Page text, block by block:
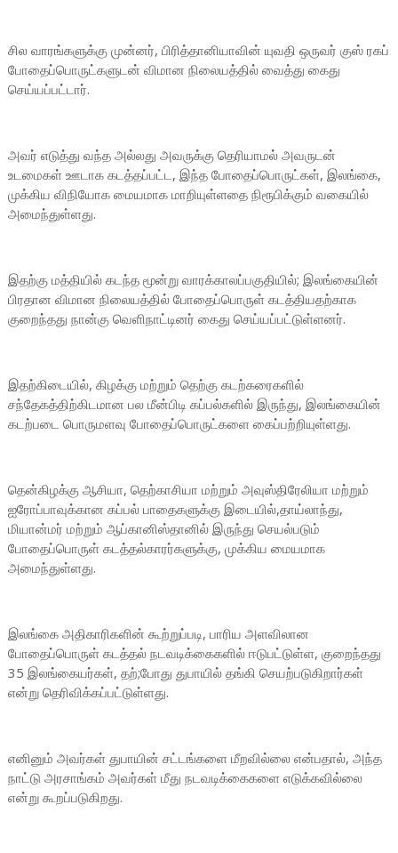
சில வாரங்களுக்கு முன்னர், பிரித்தானியாவின் யுவதி ஒருவர் குஸ் ரகப்
போதைப்பொருட்களுடன் விமான நிலையத்தில் வைத்து கைது
செய்யப்பட்டார்.
அவர் எடுத்து வந்த அல்லது அவருக்கு தெரியாமல் அவருடன்
உடமைகள் ஊடாக கடத்தப்பட்ட, இந்த போதைப்பொருட்கள், இலங்கை,
முக்கிய விநியோக மையமாக மாறியுள்ளதை நிரூபிக்கும் வகையில்
அமைந்துள்ளது.
இதற்கு மத்தியில் கடந்த மூன்று வாரக்காலப்பகுதியில்; இலங்கையின்
பிரதான விமான நிலையத்தில் போதைப்பொருள் கடத்தியதற்காக
குறைந்தது நான்கு வெளிநாட்டினர் கைது செய்யப்பட்டுள்ளனர்.
இதற்கிடையில், கிழக்கு மற்றும் தெற்கு கடற்கரைகளில்
சந்தேகத்திற்கிடமான பல மீன்பிடி கப்பல்களில் இருந்து, இலங்கையின்
கடற்படை பொருமளவு போதைப்பொருட்களை கைப்பற்றியுள்ளது.
தென்கிழக்கு ஆசியா, தெற்காசியா மற்றும் அவுஸ்திரேலியா மற்றும்
ஐரோப்பாவுக்கான கப்பல் பாதைகளுக்கு இடையில்,தாய்லாந்து,
மியான்மர் மற்றும் ஆப்கானிஸ்தானில் இருந்து செயல்படும்
போதைப்பொருள் கடத்தல்காரர்களுக்கு, முக்கிய மையமாக
அமைந்துள்ளது.
இலங்கை அதிகாரிகளின் கூற்றுப்படி, பாரிய அளவிலான
போதைப்பொருள் கடத்தல் நடவடிக்கைகளில் ஈடுபட்டுள்ள, குறைந்தது
35 இலங்கையர்கள், தற்;போது துபாயில் தங்கி செயற்படுகிறார்கள்
என்று தெரிவிக்கப்பட்டுள்ளது.
எனினும் அவர்கள் துபாயின் சட்டங்களை மீறவில்லை என்பதால், அந்த
நாட்டு அரசாங்கம் அவர்கள் மீது நடவடிக்கைகளை எடுக்கவில்லை
என்று கூறப்படுகிறது.